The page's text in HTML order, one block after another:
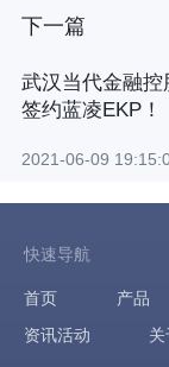
下一篇
武汉当代金融控
签约蓝凌EKP！
2021-06-09
快速导航
首页 产品
资讯活动